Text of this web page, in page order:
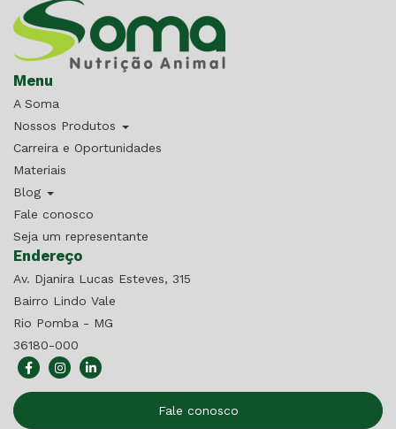
Menu
A Soma
Nossos Produtos
Carreira e Oportunidades
Materiais
Blog
Fale conosco
Seja um representante
Endereço
Av. Djanira Lucas Esteves, 315
Bairro Lindo Vale
Rio Pomba - MG
36180-000
Fale conosco